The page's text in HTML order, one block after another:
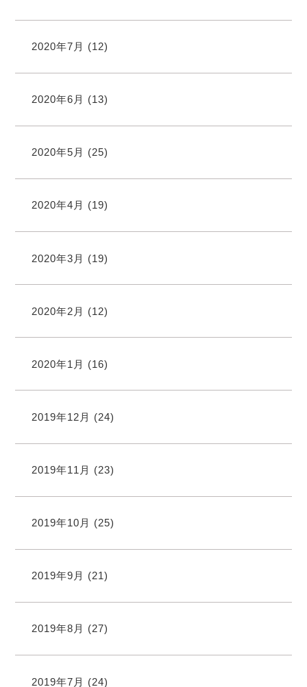
2020年7月 (12)
2020年6月 (13)
2020年5月 (25)
2020年4月 (19)
2020年3月 (19)
2020年2月 (12)
2020年1月 (16)
2019年12月 (24)
2019年11月 (23)
2019年10月 (25)
2019年9月 (21)
2019年8月 (27)
2019年7月 (24)